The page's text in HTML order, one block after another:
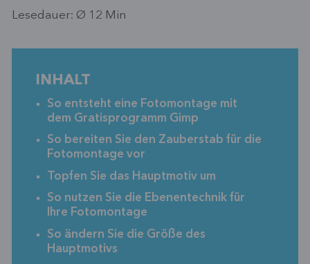
Lesedauer: Ø 12 Min
INHALT
So entsteht eine Fotomontage mit
dem Gratisprogramm Gimp
So bereiten Sie den Zauberstab für die
Fotomontage vor
Topfen Sie das Hauptmotiv um
So nutzen Sie die Ebenentechnik für
Ihre Fotomontage
So ändern Sie die Größe des
Hauptmotivs